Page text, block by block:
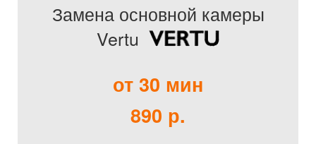
Замена основной камеры
Vertu
от 30 мин
890 р.